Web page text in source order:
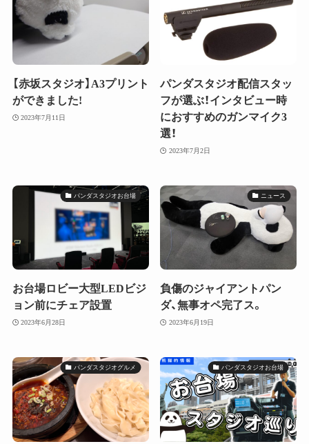
【赤坂スタジオ】A3プリント
ができました!
2023年7月11日
パンダスタジオ配信スタッ
フが選ぶ！インタビュー時
におすすめのガンマイク3
選！
2023年7月2日
パンダスタジオお台場
お台場ロビー大型LEDビジ
ョン前にチェア設置
2023年6月28日
ニュース
負傷のジャイアントパン
ダ、無事オペ完了ス。
2023年6月19日
パンダスタジオグルメ パンダスタジオお台場